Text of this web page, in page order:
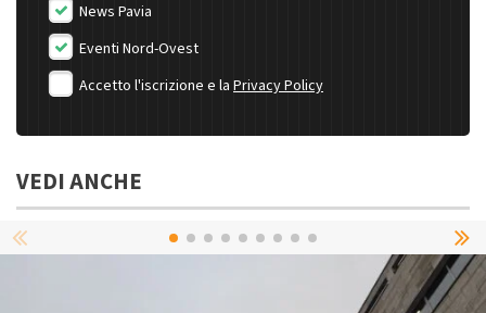
News Pavia
Eventi Nord-Ovest
Accetto l'iscrizione e la Privacy Policy
VEDI ANCHE